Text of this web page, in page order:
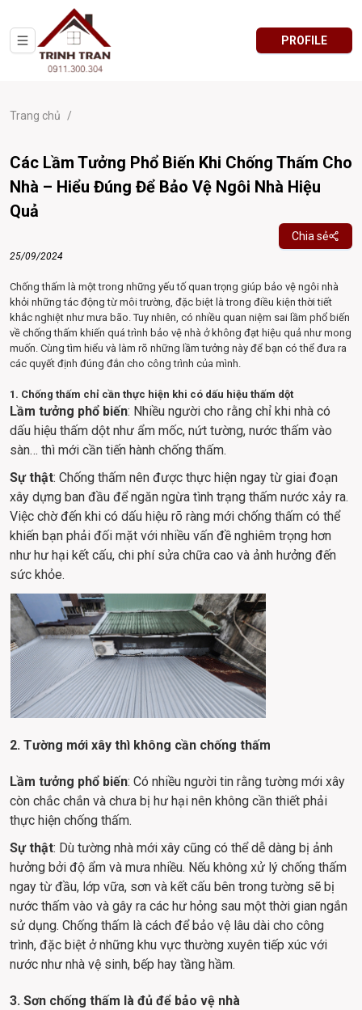
PROFILE
Trang chủ /
Các Lầm Tưởng Phổ Biến Khi Chống Thấm Cho
Nhà – Hiểu Đúng Để Bảo Vệ Ngôi Nhà Hiệu
Quả
Chia sẻ
25/09/2024
Chống thấm là một trong những yếu tố quan trọng giúp bảo vệ ngôi nhà
khỏi những tác động từ môi trường, đặc biệt là trong điều kiện thời tiết
khắc nghiệt như mưa bão. Tuy nhiên, có nhiều quan niệm sai lầm phổ biến
về chống thấm khiến quá trình bảo vệ nhà ở không đạt hiệu quả như mong
muốn. Cùng tìm hiểu và làm rõ những lầm tưởng này để bạn có thể đưa ra
các quyết định đúng đắn cho công trình của mình.
1. Chống thấm chỉ cần thực hiện khi có dấu hiệu thấm dột
Lầm tưởng phổ biến: Nhiều người cho rằng chỉ khi nhà có
dấu hiệu thấm dột như ẩm mốc, nứt tường, nước thấm vào
sàn… thì mới cần tiến hành chống thấm.
Sự thật: Chống thấm nên được thực hiện ngay từ giai đoạn
xây dựng ban đầu để ngăn ngừa tình trạng thấm nước xảy ra.
Việc chờ đến khi có dấu hiệu rõ ràng mới chống thấm có thể
khiến bạn phải đối mặt với nhiều vấn đề nghiêm trọng hơn
như hư hại kết cấu, chi phí sửa chữa cao và ảnh hưởng đến
sức khỏe.
2. Tường mới xây thì không cần chống thấm
Lầm tưởng phổ biến: Có nhiều người tin rằng tường mới xây
còn chắc chắn và chưa bị hư hại nên không cần thiết phải
thực hiện chống thấm.
Sự thật: Dù tường nhà mới xây cũng có thể dễ dàng bị ảnh
hưởng bởi độ ẩm và mưa nhiều. Nếu không xử lý chống thấm
ngay từ đầu, lớp vữa, sơn và kết cấu bên trong tường sẽ bị
nước thấm vào và gây ra các hư hỏng sau một thời gian ngắn
sử dụng. Chống thấm là cách để bảo vệ lâu dài cho công
trình, đặc biệt ở những khu vực thường xuyên tiếp xúc với
nước như nhà vệ sinh, bếp hay tầng hầm.
3. Sơn chống thấm là đủ để bảo vệ nhà